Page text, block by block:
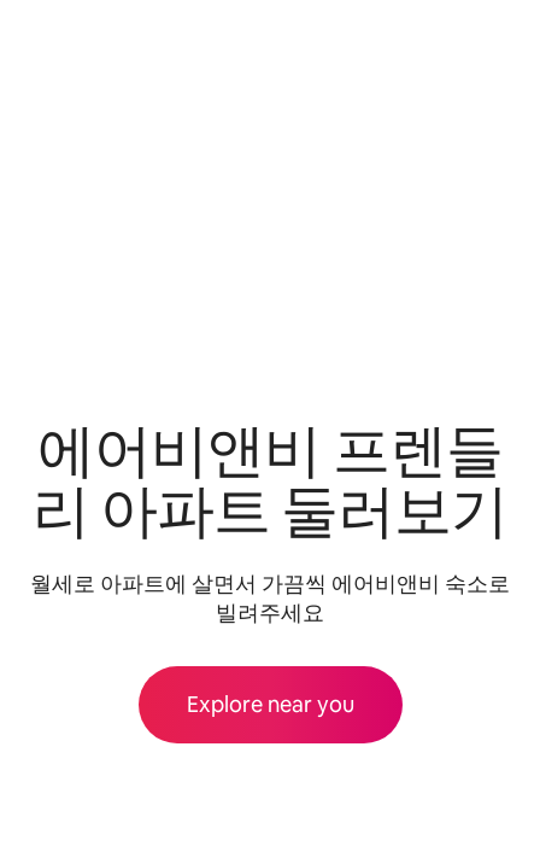
에어비앤비 프렌들
리 아파트 둘러보기
월세로 아파트에 살면서 가끔씩 에어비앤비 숙소로
빌려주세요
Explore near you